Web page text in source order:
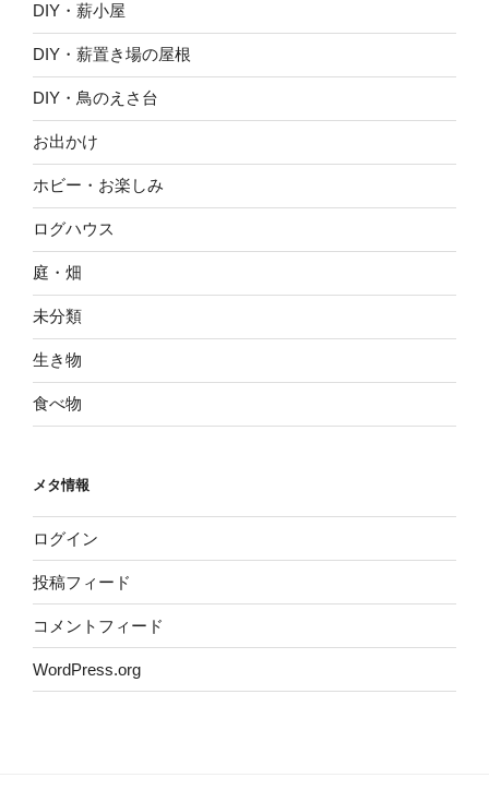
DIY・薪小屋
DIY・薪置き場の屋根
DIY・鳥のえさ台
お出かけ
ホビー・お楽しみ
ログハウス
庭・畑
未分類
生き物
食べ物
メタ情報
ログイン
投稿フィード
コメントフィード
WordPress.org